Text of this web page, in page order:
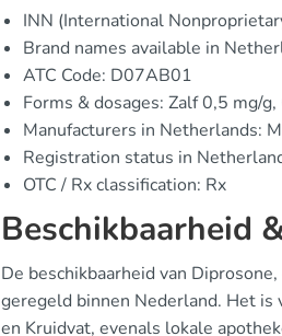
INN (International
Brand names available in
ATC Code: D07AB01
Forms & dosages: Zalf 0,5 mg/
Manufacturers in Netherlands:
Registration status in
OTC / Rx classification: Rx
Beschikbaarheid
De beschikbaarheid van
geregeld binnen Nederland. Het is
en Kruidvat, evenals lokale